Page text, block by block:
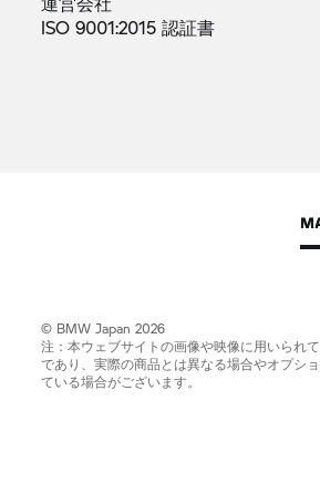
ISO 9001:2015認証書
© BMW Japan 2026
注：本ウェブサイトの画像や映像に用いられ
であり、実際の商品とは異なる場合やオプシ
ている場合がございます。